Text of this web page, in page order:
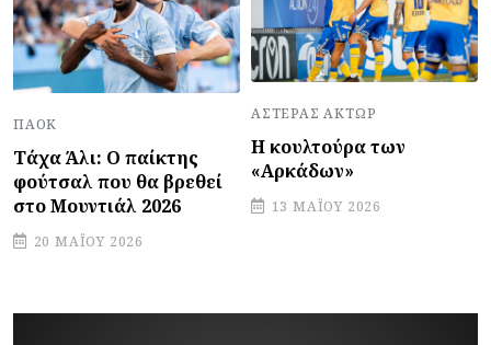
ΠΑΟΚ
Τάχα Άλι: Ο παίκτης
φούτσαλ που θα βρεθεί
στο Μουντιάλ 2026
20 ΜΑΪ́ΟΥ 2026
ΑΣΤΈΡΑΣ ΆΚΤΩΡ
Η κουλτούρα των
«Αρκάδων»
13 ΜΑΪ́ΟΥ 2026